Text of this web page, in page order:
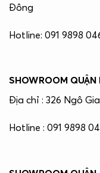
Đông
Hotline: 091 9898
SHOWROOM QUẬN
Địa chỉ : 326 Ngô
Hotline : 091 9898